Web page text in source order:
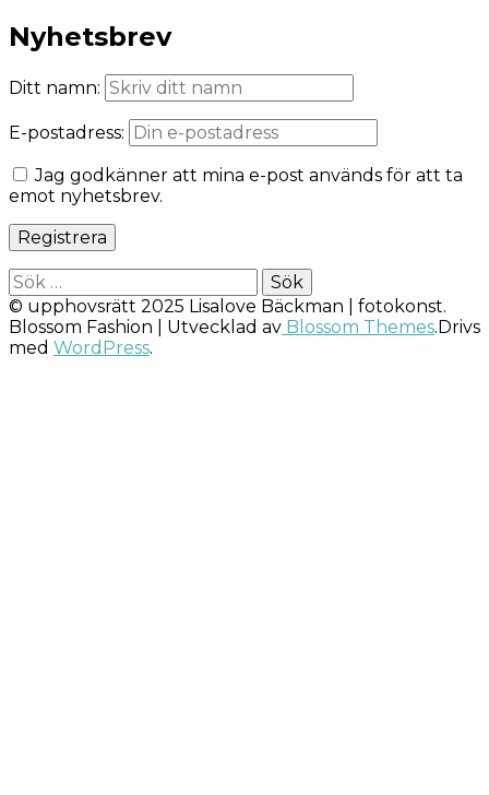
Nyhetsbrev
Ditt namn:
E-postadress:
Jag godkänner att mina e-post används för att ta
emot nyhetsbrev.
Sök
efter:
© upphovsrätt 2025 Lisalove Bäckman | fotokonst.
Blossom Fashion | Utvecklad av Blossom Themes.Drivs
med WordPress.